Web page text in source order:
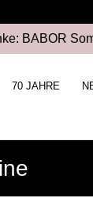
BABOR
70 JAHRE